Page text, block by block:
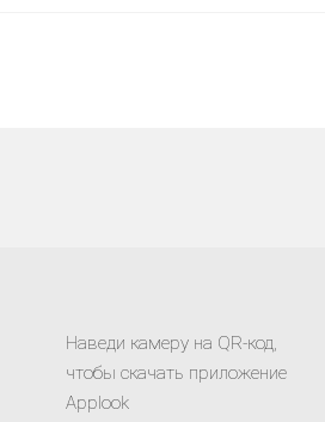
Наведи камеру на QR-код,
чтобы скачать приложение
Applook